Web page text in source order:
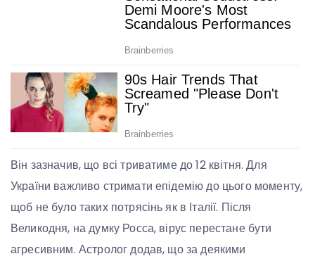
Він зазначив, що всі триватиме до 12 квітня. Для
України важливо стримати епідемію до цього моменту,
щоб не було таких потрясінь як в Італії. Після
Великодня, на думку Росса, вірус перестане бути
агресивним. Астролог додав, що за деякими